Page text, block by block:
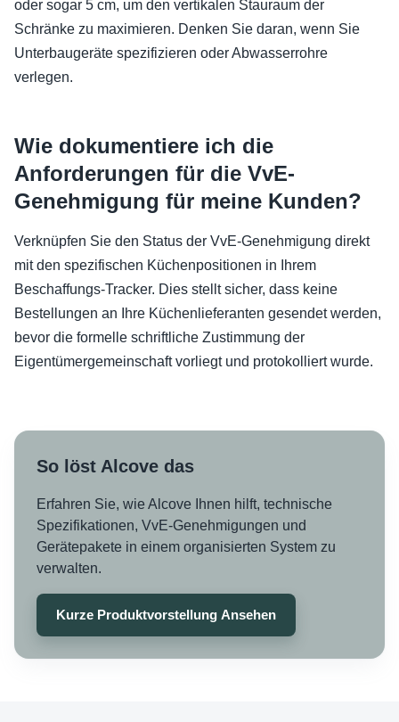
oder sogar 5 cm, um den vertikalen Stauraum der
Schränke zu maximieren. Denken Sie daran, wenn Sie
Unterbaugeräte spezifizieren oder Abwasserrohre
verlegen.
Wie dokumentiere ich die
Anforderungen für die VvE-
Genehmigung für meine Kunden?
Verknüpfen Sie den Status der VvE-Genehmigung direkt
mit den spezifischen Küchenpositionen in Ihrem
Beschaffungs-Tracker. Dies stellt sicher, dass keine
Bestellungen an Ihre Küchenlieferanten gesendet werden,
bevor die formelle schriftliche Zustimmung der
Eigentümergemeinschaft vorliegt und protokolliert wurde.
So löst Alcove das
Erfahren Sie, wie Alcove Ihnen hilft, technische
Spezifikationen, VvE-Genehmigungen und
Gerätepakete in einem organisierten System zu
verwalten.
Kurze Produktvorstellung Ansehen